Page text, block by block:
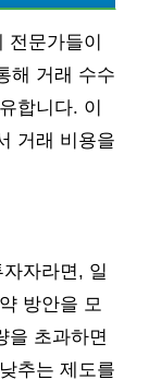
전문가들이
해 거래 수수
합니다. 이
거래 비용을
자라면, 일
방안을 모
을 초과하면
추는 제도를